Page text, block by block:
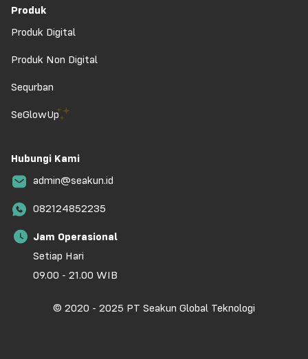
Produk
Produk Digital
Produk Non Digital
Sequrban
SeGlowUp
Hubungi Kami
admin@seakun.id
082124852235
Jam Operasional
Setiap Hari
09.00 - 21.00 WIB
© 2020 - 2025 PT Seakun Global Teknologi